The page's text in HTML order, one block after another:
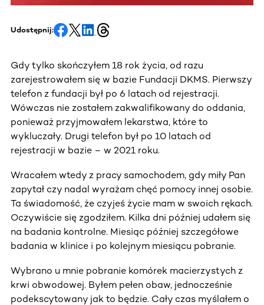
Udostępnij:
Gdy tylko skończyłem 18 rok życia, od razu
zarejestrowałem się w bazie Fundacji DKMS. Pierwszy
telefon z fundacji był po 6 latach od rejestracji.
Wówczas nie zostałem zakwalifikowany do oddania,
ponieważ przyjmowałem lekarstwa, które to
wykluczały. Drugi telefon był po 10 latach od
rejestracji w bazie – w 2021 roku.
Wracałem wtedy z pracy samochodem, gdy miły Pan
zapytał czy nadal wyrażam chęć pomocy innej osobie.
Ta świadomość, że czyjeś życie mam w swoich rękach.
Oczywiście się zgodziłem. Kilka dni później udałem się
na badania kontrolne. Miesiąc później szczegółowe
badania w klinice i po kolejnym miesiącu pobranie.
Wybrano u mnie pobranie komórek macierzystych z
krwi obwodowej. Byłem pełen obaw, jednocześnie
podekscytowany jak to będzie. Cały czas myślałem o